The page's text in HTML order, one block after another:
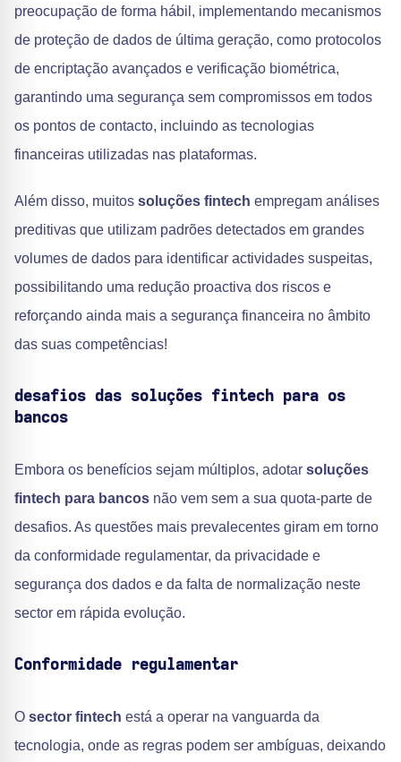
preocupação de forma hábil, implementando mecanismos
de proteção de dados de última geração, como protocolos
de encriptação avançados e verificação biométrica,
garantindo uma segurança sem compromissos em todos
os pontos de contacto, incluindo as tecnologias
financeiras utilizadas nas plataformas.
Além disso, muitos soluções fintech empregam análises
preditivas que utilizam padrões detectados em grandes
volumes de dados para identificar actividades suspeitas,
possibilitando uma redução proactiva dos riscos e
reforçando ainda mais a segurança financeira no âmbito
das suas competências!
desafios das soluções fintech para os
bancos
Embora os benefícios sejam múltiplos, adotar soluções
fintech para bancos não vem sem a sua quota-parte de
desafios. As questões mais prevalecentes giram em torno
da conformidade regulamentar, da privacidade e
segurança dos dados e da falta de normalização neste
sector em rápida evolução.
Conformidade regulamentar
O sector fintech está a operar na vanguarda da
tecnologia, onde as regras podem ser ambíguas, deixando